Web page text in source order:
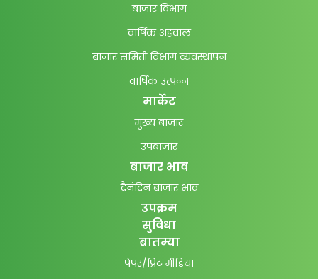
बाजार विभाग
वार्षिक अहवाल
बाजार समिती विभाग व्यवस्थापन
वार्षिक उत्पन्न
मार्केट
मुख्य बाजार
उपबाजार
बाजार भाव
दैनंदिन बाजार भाव
उपक्रम
सुविधा
बातम्या
पेपर/प्रिंट मीडिया